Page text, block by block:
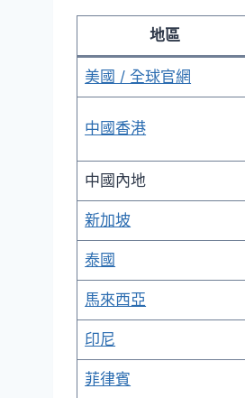
地區
美國 / 全球官網
中國香港
中國內地
新加坡
泰國
馬來西亞
印尼
菲律賓